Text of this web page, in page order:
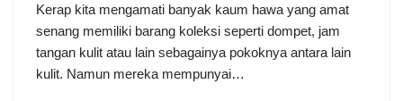
Kerap kita mengamati banyak kaum hawa yang amat
senang memiliki barang koleksi seperti dompet, jam
tangan kulit atau lain sebagainya pokoknya antara lain
kulit. Namun mereka mempunyai…